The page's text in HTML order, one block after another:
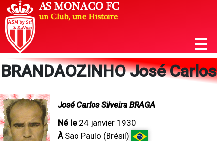
BRANDAOZINHO José Carlos
José Carlos Silveira BRAGA
Né le 24 janvier 1930
ÀSao Paulo (Brésil)